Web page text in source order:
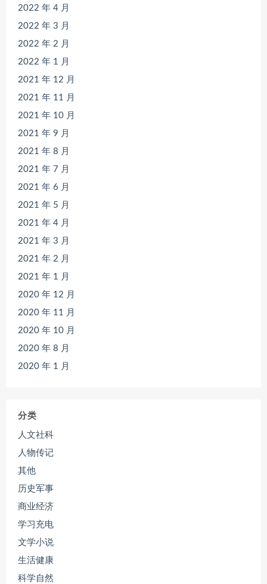
2022 年 4 月
2022 年 3 月
2022 年 2 月
2022 年 1 月
2021 年 12 月
2021 年 11 月
2021 年 10 月
2021 年 9 月
2021 年 8 月
2021 年 7 月
2021 年 6 月
2021 年 5 月
2021 年 4 月
2021 年 3 月
2021 年 2 月
2021 年 1 月
2020 年 12 月
2020 年 11 月
2020 年 10 月
2020 年 8 月
2020 年 1 月
分类
人文社科
人物传记
其他
历史军事
商业经济
学习充电
文学小说
生活健康
科学自然